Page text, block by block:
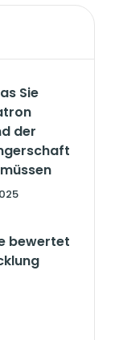
Sie
der
bewertet